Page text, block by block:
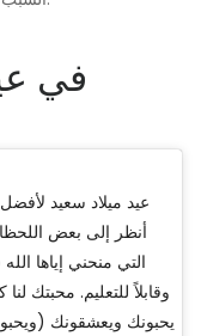
عيد ميلاد سعيد
أنظر إلى بعض
التي منحني إياها
وقابلاً للتعليم. محبتك
يحبونك ويعشقونك